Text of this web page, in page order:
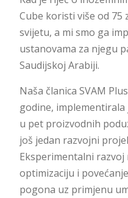
Cube koristi više od 75
svijetu, a mi smo ga
ustanovama za njegu
Saudijskoj Arabiji.
Naša članica SVAM
godine, implementirala
u pet proizvodnih
još jedan razvojni
Eksperimentalni
optimizaciju i
pogona uz primjenu